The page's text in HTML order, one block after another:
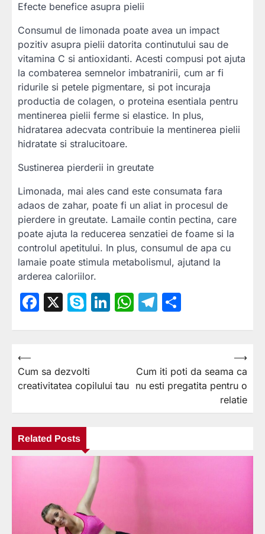
Efecte benefice asupra pielii
Consumul de limonada poate avea un impact
pozitiv asupra pielii datorita continutului sau de
vitamina C si antioxidanti. Acesti compusi pot ajuta
la combaterea semnelor imbatranirii, cum ar fi
ridurile si petele pigmentare, si pot incuraja
productia de colagen, o proteina esentiala pentru
mentinerea pielii ferme si elastice. In plus,
hidratarea adecvata contribuie la mentinerea pielii
hidratate si stralucitoare.
Sustinerea pierderii in greutate
Limonada, mai ales cand este consumata fara
adaos de zahar, poate fi un aliat in procesul de
pierdere in greutate. Lamaile contin pectina, care
poate ajuta la reducerea senzatiei de foame si la
controlul apetitului. In plus, consumul de apa cu
lamaie poate stimula metabolismul, ajutand la
arderea caloriilor.
Facebook
X Skype
LinkedIn
WhatsApp
Telegram
Navigare
în
⟵
Cum sa dezvolti
creativitatea copilului tau
Cum iti poti da seama ca
nu esti pregatita pentru o
relatie
⟶
Related Posts